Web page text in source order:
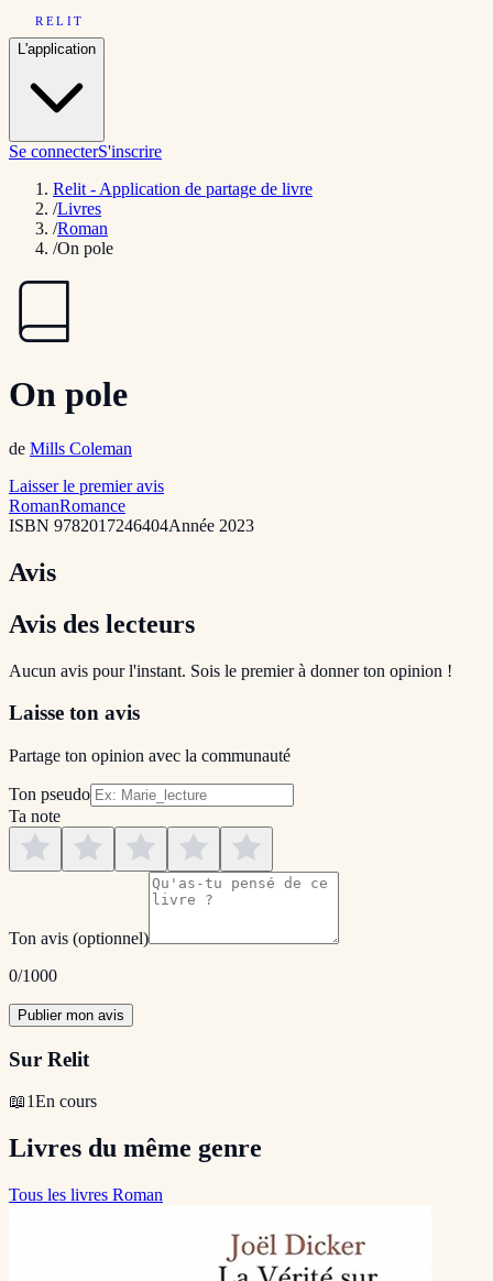
RELIT
L'application
Se connecterS'inscrire
Relit - Application de partage de livre
/Livres
/Roman
/On pole
On pole
de Mills Coleman
Laisser le premier avis
RomanRomance
ISBN 9782017246404Année 2023
Avis
Avis des lecteurs
Aucun avis pour l'instant. Sois le premier à donner ton opinion !
Laisse ton avis
Partage ton opinion avec la communauté
Ton pseudo
Ta note
Ton avis (optionnel)
0/1000
Publier mon avis
Sur Relit
📖1En cours
Livres du même genre
Tous les livres Roman